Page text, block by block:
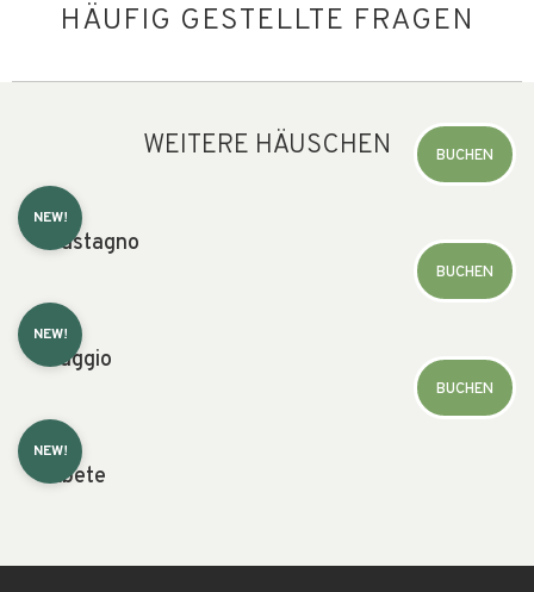
HÄUFIG GESTELLTE FRAGEN
WEITERE HÄUSCHEN BUCHEN
NEW!
Castagno
BUCHEN
NEW!
Faggio
BUCHEN
NEW!
Abete